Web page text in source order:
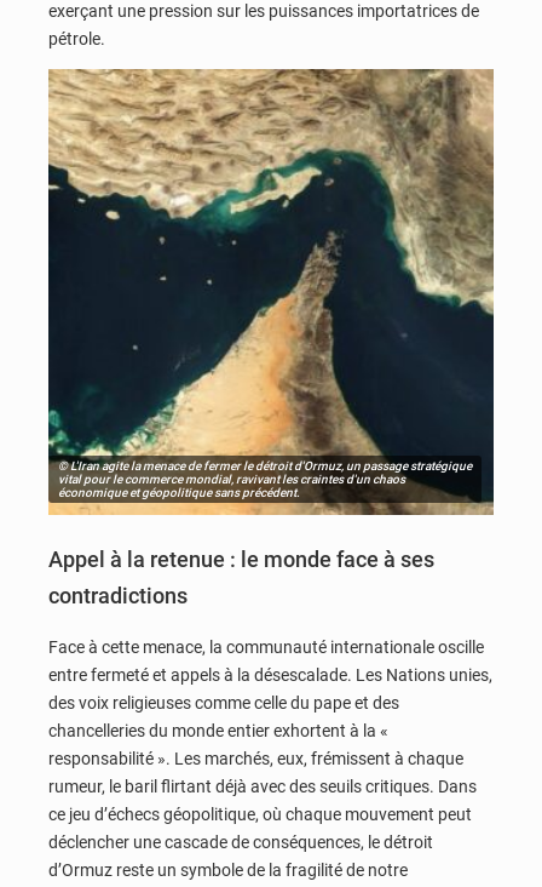
exerçant une pression sur les puissances importatrices de
pétrole.
© L'Iran agite la menace de fermer le détroit d'Ormuz, un passage stratégique
vital pour le commerce mondial, ravivant les craintes d'un chaos
économique et géopolitique sans précédent.
Appel à la retenue : le monde face à ses
contradictions
Face à cette menace, la communauté internationale oscille
entre fermeté et appels à la désescalade. Les Nations unies,
des voix religieuses comme celle du pape et des
chancelleries du monde entier exhortent à la «
responsabilité ». Les marchés, eux, frémissent à chaque
rumeur, le baril flirtant déjà avec des seuils critiques. Dans
ce jeu d’échecs géopolitique, où chaque mouvement peut
déclencher une cascade de conséquences, le détroit
d’Ormuz reste un symbole de la fragilité de notre